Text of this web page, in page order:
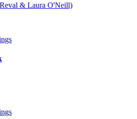
& Laura O'Neill)